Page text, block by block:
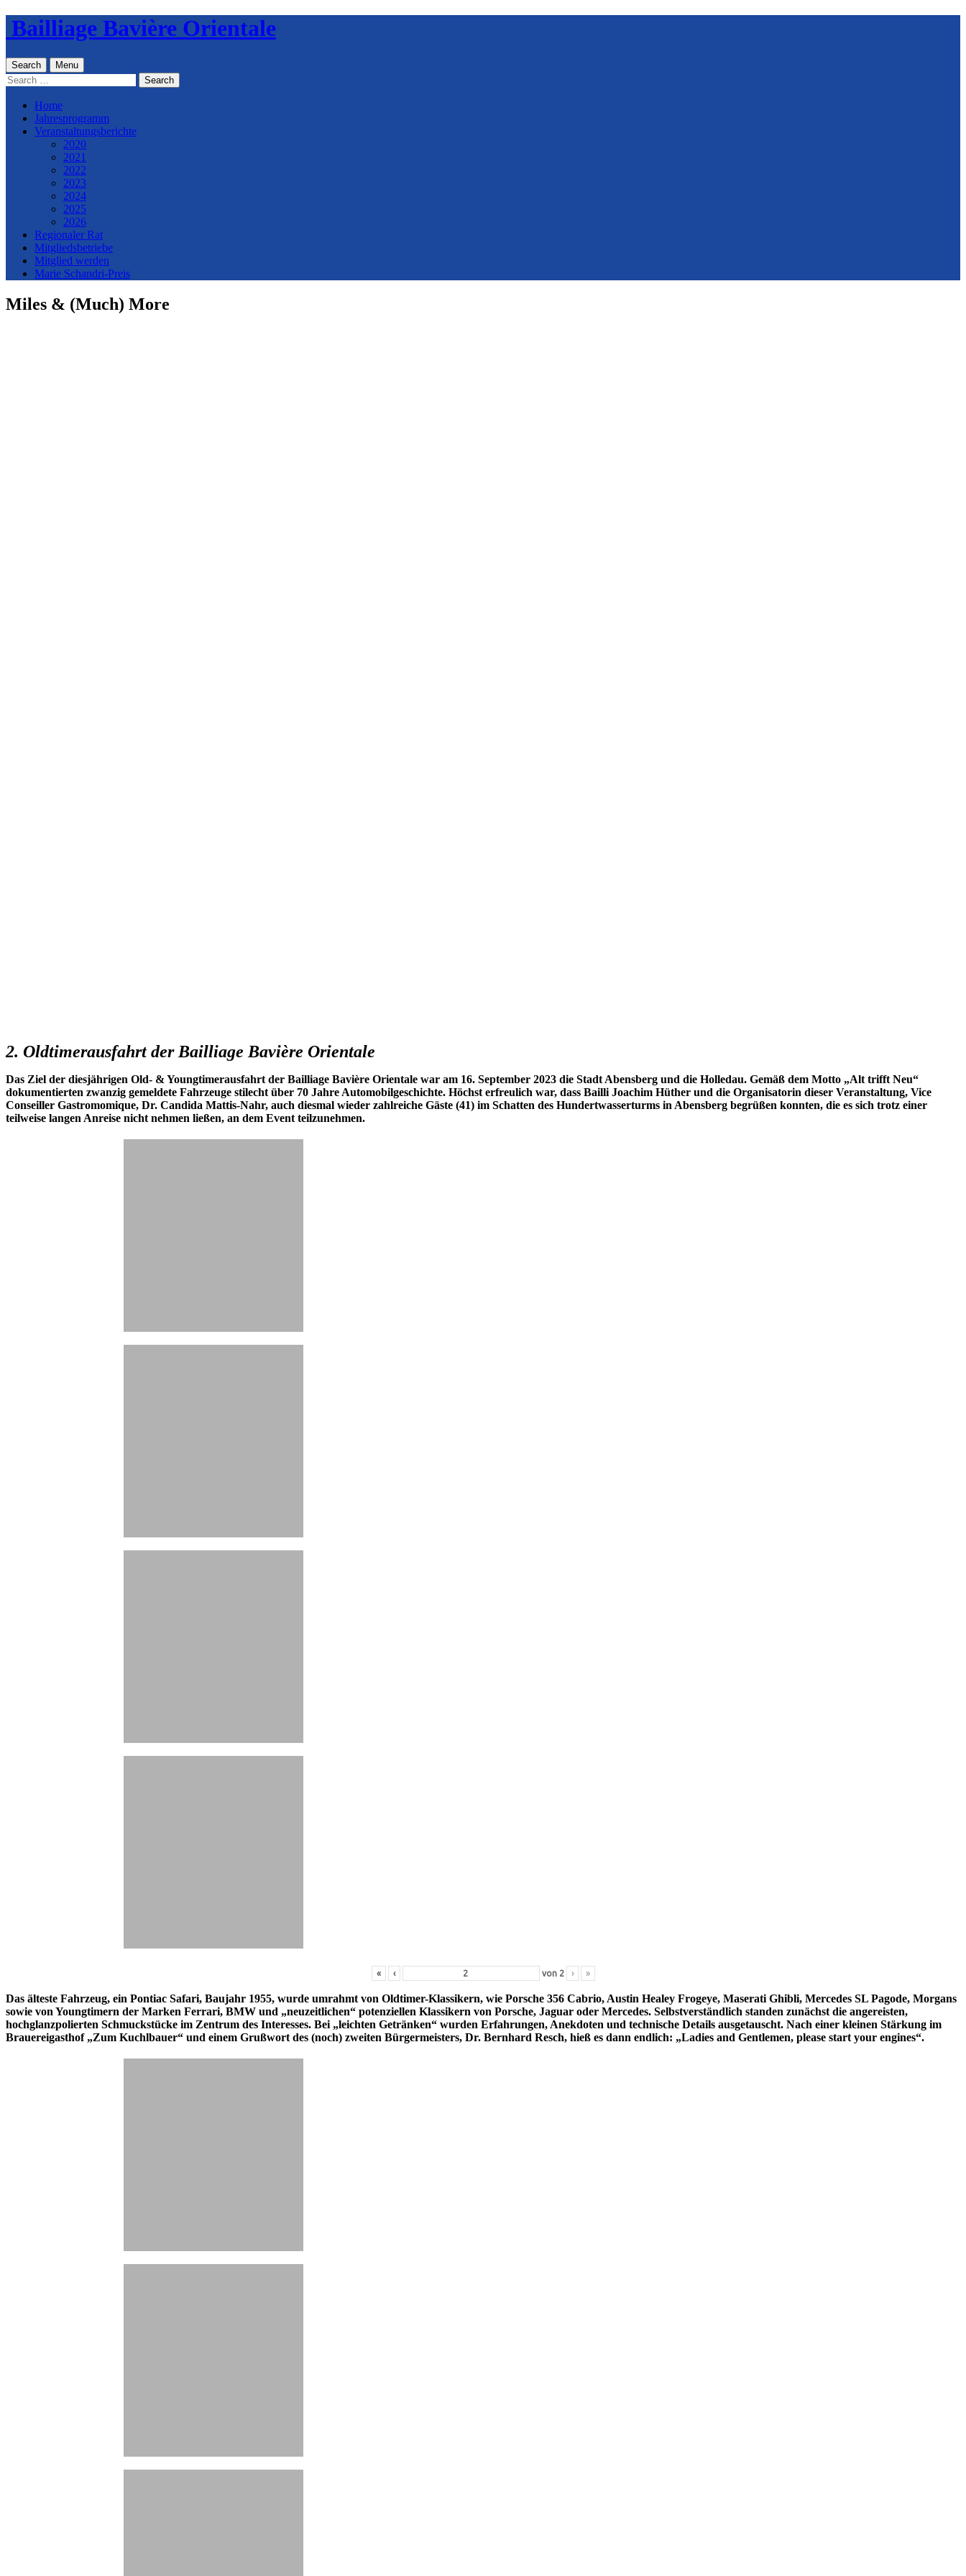
Skip
toBailliage Bavière Orientale
Search Menu
Search
Home
Jahresprogramm
Veranstaltungsberichte
2020
2021
2022
2023
2024
2025
2026
Regionaler Rat
Mitgliedsbetriebe
Mitglied werden
Marie Schandri-Preis
Miles & (Much) More
2. Oldtimerausfahrt der Bailliage Bavière Orientale
Das Ziel der diesjährigen Old- & Youngtimerausfahrt der Bailliage Bavière Orientale war am 16. September 2023 die Stadt Abensberg und die Holledau. Gemäß dem Motto „Alt trifft Neu“
dokumentierten zwanzig gemeldete Fahrzeuge stilecht über 70 Jahre Automobilgeschichte. Höchst erfreulich war, dass Bailli Joachim Hüther und die Organisatorin dieser Veranstaltung, Vice
Conseiller Gastromomique, Dr. Candida Mattis-Nahr, auch diesmal wieder zahlreiche Gäste (41) im Schatten des Hundertwasserturms in Abensberg begrüßen konnten, die es sich trotz einer
teilweise langen Anreise nicht nehmen ließen, an dem Event teilzunehmen.
« ‹ von 2 › »
Das älteste Fahrzeug, ein Pontiac Safari, Baujahr 1955, wurde umrahmt von Oldtimer-Klassikern, wie Porsche 356 Cabrio, Austin Healey Frogeye, Maserati Ghibli, Mercedes SL Pagode, Morgans
sowie von Youngtimern der Marken Ferrari, BMW und „neuzeitlichen“ potenziellen Klassikern von Porsche, Jaguar oder Mercedes. Selbstverständlich standen zunächst die angereisten,
hochglanzpolierten Schmuckstücke im Zentrum des Interesses. Bei „leichten Getränken“ wurden Erfahrungen, Anekdoten und technische Details ausgetauscht. Nach einer kleinen Stärkung im
Brauereigasthof „Zum Kuchlbauer“ und einem Grußwort des (noch) zweiten Bürgermeisters, Dr. Bernhard Resch, hieß es dann endlich: „Ladies and Gentlemen, please start your engines“.